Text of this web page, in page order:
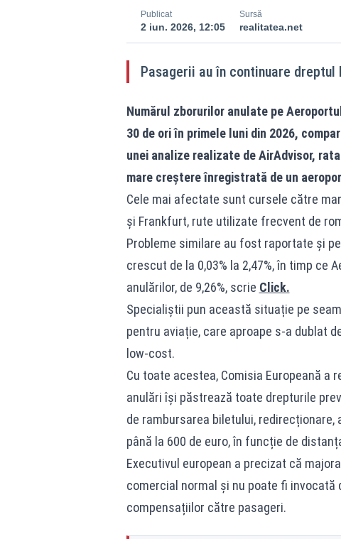
Publicat
2 iun. 2026, 12:05
Sursă
realitatea.net
Pasagerii au în continuare
Numărul zborurilor anulate pe
30 de ori în primele luni din 2026,
unei analize realizate de AirAdvisor,
mare creștere înregistrată de un
Cele mai afectate sunt cursele către
și Frankfurt, rute utilizate frecvent de
Probleme similare au fost raportate și
crescut de la 0,03% la 2,47%, în timp ce
anulărilor, de 9,26%, scrie Click.
Specialiștii pun această situație pe
pentru aviație, care aproape s-a dublat
low-cost.
Cu toate acestea, Comisia Europeană
anulări își păstrează toate drepturile
de rambursarea biletului,
până la 600 de euro, în funcție de
Executivul european a precizat că
comercial normal și nu poate fi
compensațiilor către pasageri.